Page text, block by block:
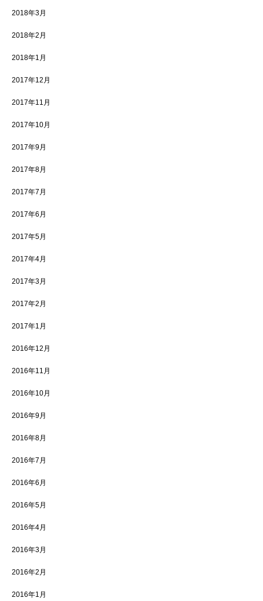
2018年3月
2018年2月
2018年1月
2017年12月
2017年11月
2017年10月
2017年9月
2017年8月
2017年7月
2017年6月
2017年5月
2017年4月
2017年3月
2017年2月
2017年1月
2016年12月
2016年11月
2016年10月
2016年9月
2016年8月
2016年7月
2016年6月
2016年5月
2016年4月
2016年3月
2016年2月
2016年1月